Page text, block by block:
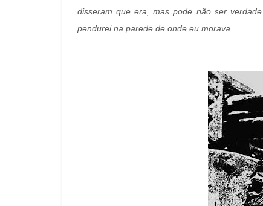
disseram que era, mas pode não ser
pendurei na parede de onde eu morava.